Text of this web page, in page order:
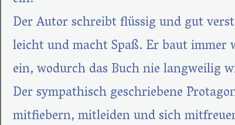
Der Autor schreibt flüssig und gut
leicht und macht Spaß. Er baut immer
ein, wodurch das Buch nie langweilig
Der sympathisch geschriebene
mitfiebern, mitleiden und sich